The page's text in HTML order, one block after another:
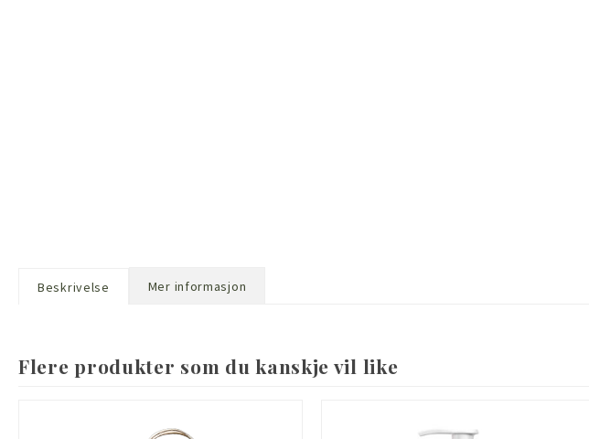
Beskrivelse Mer informasjon
Flere produkter som du kanskje vil like